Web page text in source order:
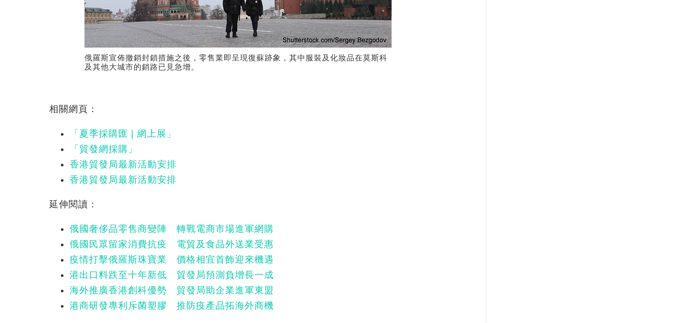
俄羅斯宣佈撤銷封鎖措施之後，零售業即呈現復蘇跡象，其中服裝及化妝品在莫斯科
及其他大城市的銷路已見急增。
相關網頁：
「夏季採購匯 | 網上展」
「貿發網採購」
香港貿發局最新活動安排
香港貿發局最新活動安排
延伸閱讀：
俄國奢侈品零售商變陣 轉戰電商市場進軍網購
俄國民眾留家消費抗疫 電貿及食品外送業受惠
疫情打擊俄羅斯珠寶業 價格相宜首飾迎來機遇
港出口料跌至十年新低 貿發局預測負增長一成
海外推廣香港創科優勢 貿發局助企業進軍東盟
港商研發專利斥菌塑膠 推防疫產品拓海外商機